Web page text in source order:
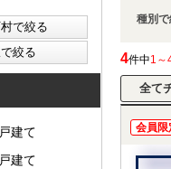
種別
4件中1～
会員限
建て
建て